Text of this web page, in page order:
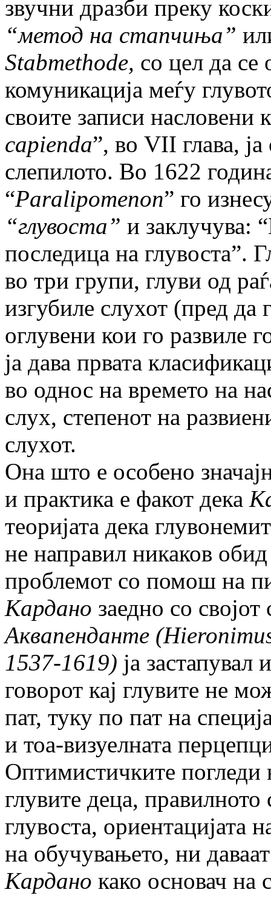
звучни дразби преку
“метод на стапчиња”
Stabmethode, со цел да се
комуникација меѓу
своите записи насловени
capienda”, во VII глава,
слепилото. Во 1622
“Paralipomenon” го
“глувоста” и заклучува:
последица на глувоста”.
во три групи, глуви од
изгубиле слухот (пред да
оглувени кои го развиле
ја дава првата
во однос на времето на
слух, степенот на
слухот.
Она што е особено
и практика е факот дека
теоријата дека
не направил никаков
проблемот со помош на
Кардано заедно со
Аквапенданте
1537-1619) ја застапувал
говорот кај глувите не
пат, туку по пат на
и тоа-визуелната
Оптимистичките погледи
глувите деца, правилното
глувоста, ориентацијата
на обучувањето, ни
Кардано како основач на